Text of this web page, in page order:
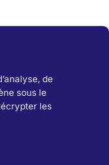
de
sous le
les